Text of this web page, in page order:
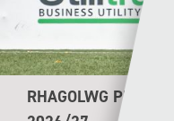
RHAGOLWG